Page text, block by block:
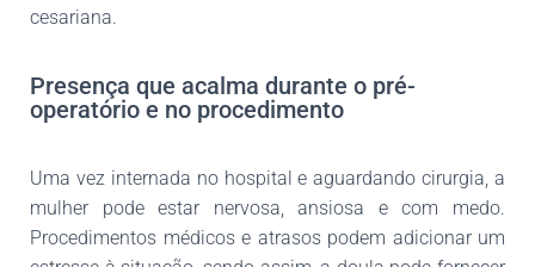
cesariana.
Presença que acalma durante o pré-
operatório e no procedimento
Uma vez internada no hospital e aguardando cirurgia, a
mulher pode estar nervosa, ansiosa e com medo.
Procedimentos médicos e atrasos podem adicionar um